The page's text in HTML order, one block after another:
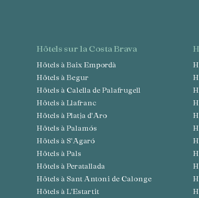
hôtels sur la Costa Brava
Hôtels à Baix Empordà
Hôtels à Begur
Hôtels à Calella de Palafrugell
Hôtels à Llafranc
Hôtels à Platja d'Aro
Hôtels à Palamós
Hôtels à S'Agaró
Hôtels à Pals
Hôtels à Peratallada
Hôtels à Sant Antoni de Calonge
Hôtels à L'Estartit